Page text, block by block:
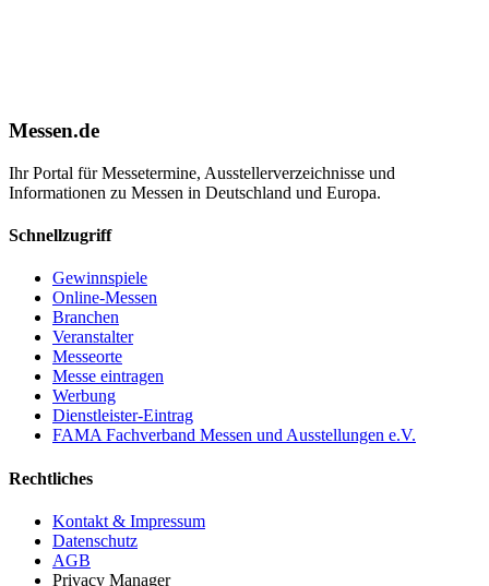
Messen.de
Ihr Portal für Messetermine, Ausstellerverzeichnisse und
Informationen zu Messen in Deutschland und Europa.
Schnellzugriff
Gewinnspiele
Online-Messen
Branchen
Veranstalter
Messeorte
Messe eintragen
Werbung
Dienstleister-Eintrag
FAMA Fachverband Messen und Ausstellungen e.V.
Rechtliches
Kontakt & Impressum
Datenschutz
AGB
Privacy Manager